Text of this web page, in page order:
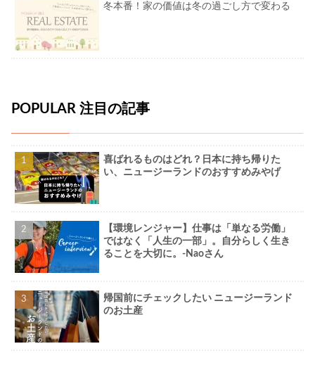
冬本番！家の価値は冬の過ごし方で変わる
POPULAR 注目の記事
喜ばれるものはどれ？日本に持ち帰りた
い、ニュージーランドのおすすめみやげ
【環境レンジャー】仕事は「単なる労働」
ではなく「人生の一部」。自分らしく生き
ることを大切に。-Naoさん
帰国前にチェックしたい ニュージーランド
のお土産